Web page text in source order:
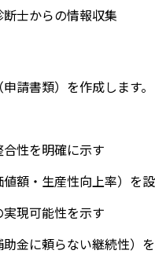
士からの情報収集
請書類）を作成します。
性を明確に示す
額・生産性向上率）を
現可能性を示す
金に頼らない継続性）